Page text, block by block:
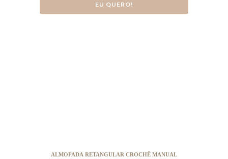
EU QUERO!
ALMOFADA RETANGULAR CROCHÊ MANUAL